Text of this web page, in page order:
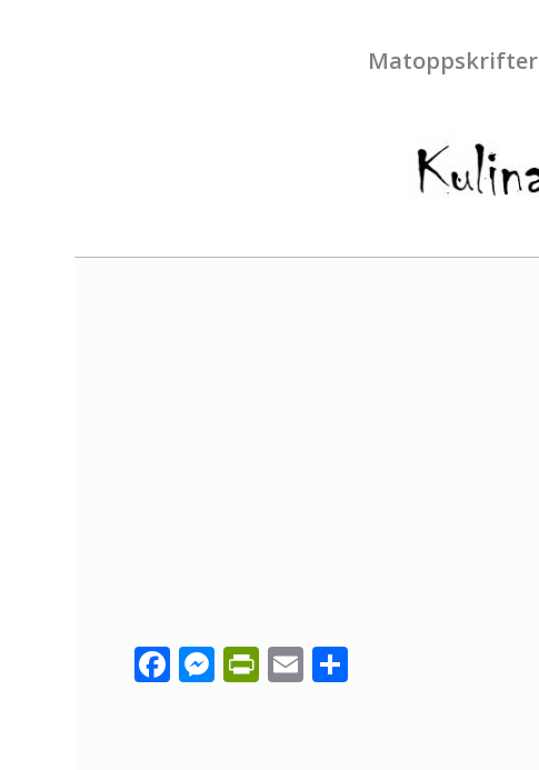
Matoppskrifter
Facebook
Messenger
PrintFriendly
Email